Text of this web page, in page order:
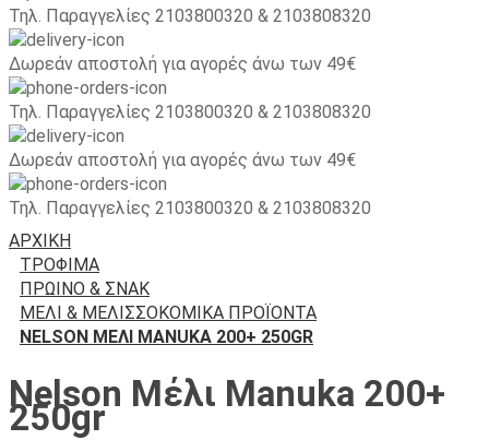
Τηλ. Παραγγελίες 2103800320 & 2103808320
Δωρεάν αποστολή για αγορές άνω των 49€
Τηλ. Παραγγελίες 2103800320 & 2103808320
Δωρεάν αποστολή για αγορές άνω των 49€
Τηλ. Παραγγελίες 2103800320 & 2103808320
ΑΡΧΙΚΉ
ΤΡΟΦΙΜΑ
ΠΡΩΙΝΌ & ΣΝΑΚ
ΜΈΛΙ & ΜΕΛΙΣΣΟΚΟΜΙΚΆ ΠΡΟΪΌΝΤΑ
NELSON ΜΈΛΙ MANUKA 200+ 250GR
Nelson Μέλι Manuka 200+
250gr